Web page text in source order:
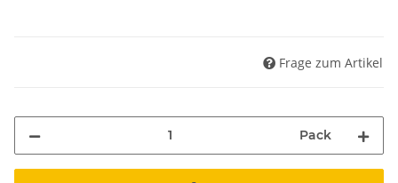
Frage zum Artikel
Pack